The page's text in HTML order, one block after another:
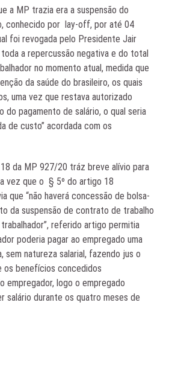
a MP trazia era a suspensão do
conhecido por lay-off, por até 04
foi revogada pelo Presidente Jair
a repercussão negativa e do total
no momento atual, medida que
da saúde do brasileiro, os quais
uma vez que restava autorizado
do pagamento de salário, o qual seria
de custo” acordada com os
da MP 927/20 tráz breve alívio para
vez que o § 5º do artigo 18
que “não haverá concessão de bolsa-
da suspensão de contrato de trabalho
referido artigo permitia
poderia pagar ao empregado uma
sem natureza salarial, fazendo jus o
os benefícios concedidos
empregador, logo o empregado
salário durante os quatro meses de